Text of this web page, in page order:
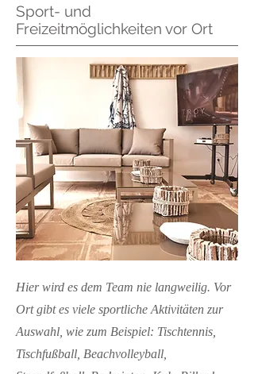
Sport- und
Freizeitmöglichkeiten vor Ort
Hier wird es dem Team nie langweilig. Vor
Ort gibt es viele sportliche Aktivitäten zur
Auswahl, wie zum Beispiel: Tischtennis,
Tischfußball, Beachvolleyball,